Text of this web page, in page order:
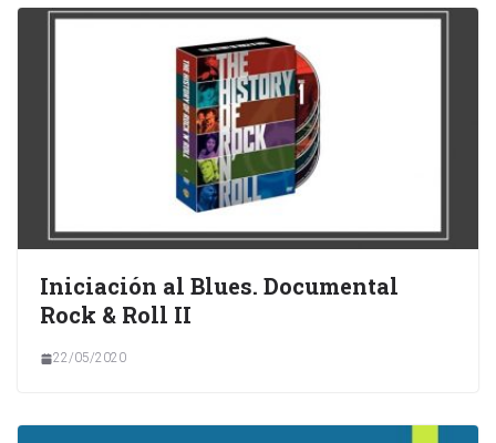
Iniciación al Blues. Documental
Rock & Roll II
22/05/2020